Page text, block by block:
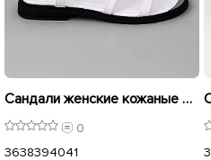
Сандали женские кожаные 595952 Белые
0
3638394041